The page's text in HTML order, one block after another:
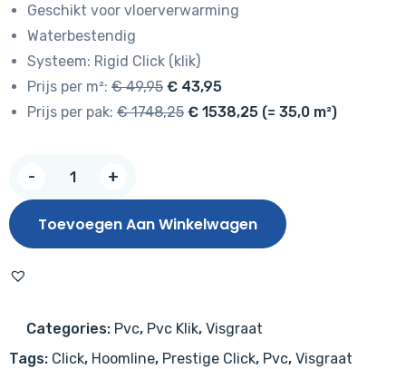
Geschikt voor vloerverwarming
Waterbestendig
Systeem: Rigid Click (klik)
Prijs per m²: € 49,95 € 43,95
Prijs per pak: € 1748,25 € 1538,25 (= 35,0 m²)
-
Rigid
Click
Visgraat
+
Toevoegen Aan Winkelwagen
Categories: Pvc, Pvc Klik, Visgraat
Tags: Click, Hoomline, Prestige Click, Pvc, Visgraat